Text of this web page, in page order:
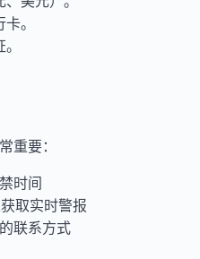
。
重要：
时间
取实时警报
联系方式